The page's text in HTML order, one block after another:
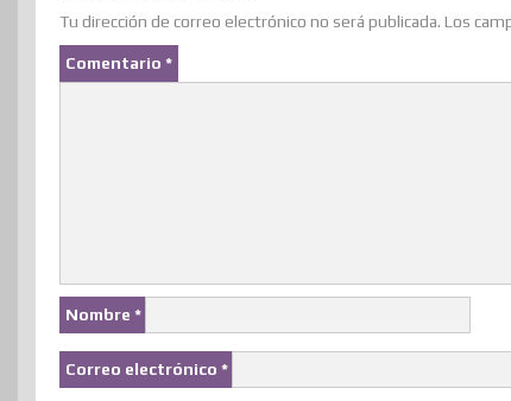
k
t
r
Tu dirección de correo electrónico no será publicada. Los
Comentario *
Nombre *
Correo electrónico *